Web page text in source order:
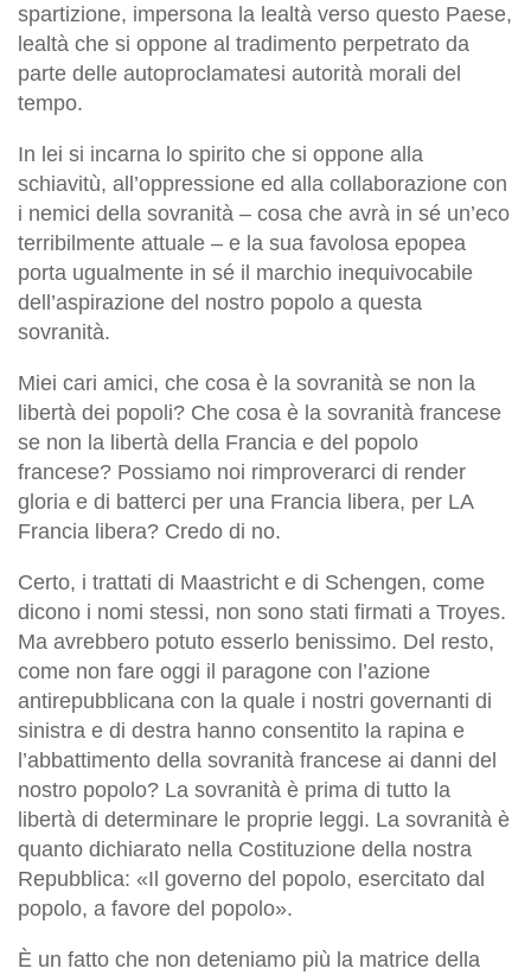
spartizione, impersona la lealtà verso questo Paese,
lealtà che si oppone al tradimento perpetrato da
parte delle autoproclamatesi autorità morali del
tempo.
In lei si incarna lo spirito che si oppone alla
schiavitù, all’oppressione ed alla collaborazione con
i nemici della sovranità – cosa che avrà in sé un’eco
terribilmente attuale – e la sua favolosa epopea
porta ugualmente in sé il marchio inequivocabile
dell’aspirazione del nostro popolo a questa
sovranità.
Miei cari amici, che cosa è la sovranità se non la
libertà dei popoli? Che cosa è la sovranità francese
se non la libertà della Francia e del popolo
francese? Possiamo noi rimproverarci di render
gloria e di batterci per una Francia libera, per LA
Francia libera? Credo di no.
Certo, i trattati di Maastricht e di Schengen, come
dicono i nomi stessi, non sono stati firmati a Troyes.
Ma avrebbero potuto esserlo benissimo. Del resto,
come non fare oggi il paragone con l’azione
antirepubblicana con la quale i nostri governanti di
sinistra e di destra hanno consentito la rapina e
l’abbattimento della sovranità francese ai danni del
nostro popolo? La sovranità è prima di tutto la
libertà di determinare le proprie leggi. La sovranità è
quanto dichiarato nella Costituzione della nostra
Repubblica: «Il governo del popolo, esercitato dal
popolo, a favore del popolo».
È un fatto che non deteniamo più la matrice della